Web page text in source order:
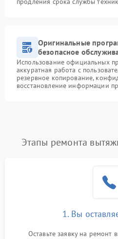
Оригинальные
безопасное
Использование официальных
аккуратная работа с
резервное копирование,
восстановление информации
Этапы ремонта
1. Вы
Оставьте заявку на ремонт